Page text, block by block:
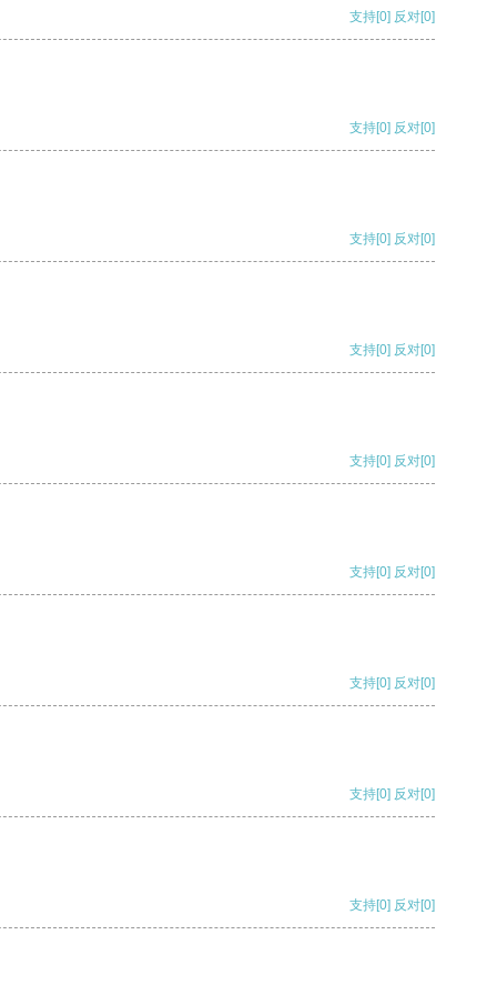
支持[0] 反对[0]
支持[0] 反对[0]
支持[0] 反对[0]
支持[0] 反对[0]
支持[0] 反对[0]
支持[0] 反对[0]
支持[0] 反对[0]
支持[0] 反对[0]
支持[0] 反对[0]